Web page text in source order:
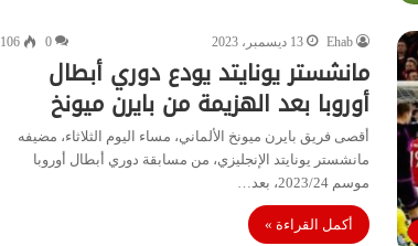
Ehab 13 ديسمبر، 2023 0
106
مانشستر يونايتد يودع دوري أبطال
أوروبا بعد الهزيمة من بايرن ميونخ
أقصى فريق بايرن ميونخ الألماني، مساء اليوم الثلاثاء، مضيفه
مانشستر يونايتد الإنجليزي، من مسابقة دوري أبطال أوروبا
موسم 2023/24، بعد…
أكمل القراءة »